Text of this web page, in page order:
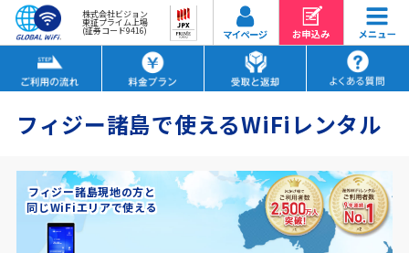
株式会社ビジョン
東証プライム上場
(証券コード9416)
フィジー諸島で使えるWiFiレンタル
フィジー諸島現地の方と
同じWiFiエリアで使える